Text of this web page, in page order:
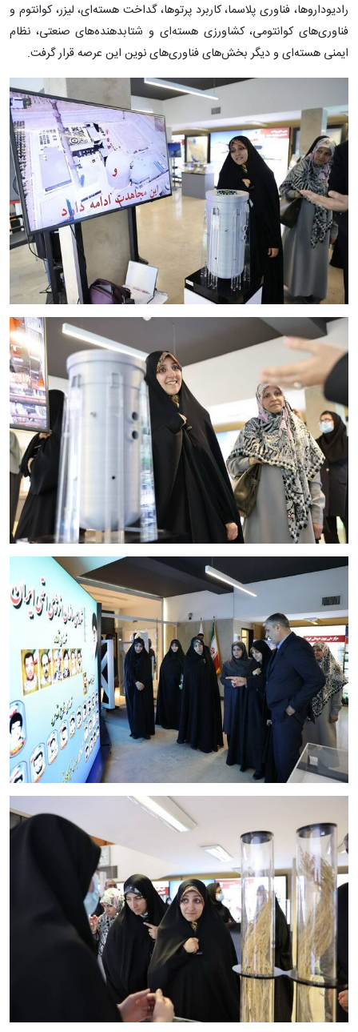
رادیوداروها، فناوری پلاسما، کاربرد پرتوها، گداخت هسته‌ای، لیزر، کوانتوم و
فناوری‌های کوانتومی، کشاورزی هسته‌ای و شتابدهنده‌های صنعتی، نظام
ایمنی هسته‌ای و دیگر بخش‌های فناوری‌های نوین این عرصه قرار گرفت.